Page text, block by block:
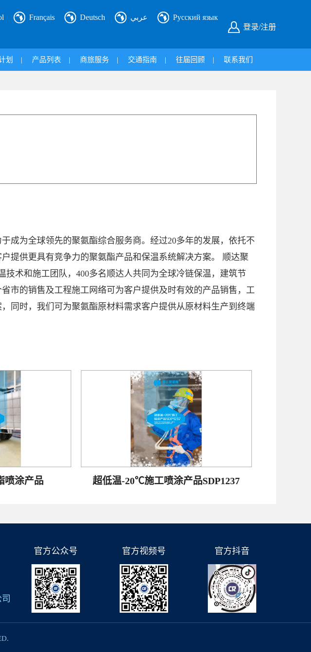
登录/注册
Français Deutsch عربي Русский язык
划 | 产品列表 | 商旅服务 | 交通指南 | 往届回顾 | 联系我们
成为全球领先的聚氨酯综合服务商。经过20多年的发展，依托不
提供更具有竞争力的聚氨酯产品和保温系统解决方案。 顺达聚
术和施工团队，400多名顺达人共同为全球冷链保温，建筑节
市的销售及工程施工网络可为客户提供及时有效的产品销售，工
同时，我们可为聚氨酯原材料需求客户提供从原材料生产到终端
喷涂产品 超低温-20℃施工喷涂产品SDP1237
官方公众号 官方视频号 官方抖音